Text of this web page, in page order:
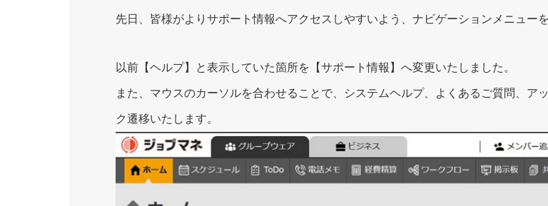
先日、皆様がよりサポート情報へアクセスしやすいよう、ナビゲーションメニュー
以前【ヘルプ】と表示していた箇所を【サポート情報】へ変更いたしました。
また、マウスのカーソルを合わせることで、システムヘルプ、よくあるご質問、ア
ク遷移いたします。